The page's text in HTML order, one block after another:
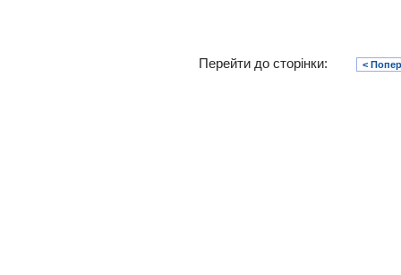
Перейти до сторінки: <